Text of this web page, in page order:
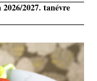
2026/2027. tanévre